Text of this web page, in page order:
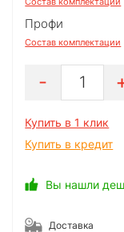
Профи
Состав комплектации
1
Купить в 1 клик
Купить в кредит
Вы нашли
Доставка